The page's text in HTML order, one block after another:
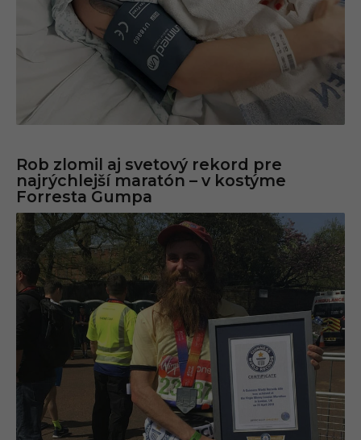
Rob zlomil aj svetový rekord pre
najrýchlejší maratón – v kostýme
Forresta Gumpa